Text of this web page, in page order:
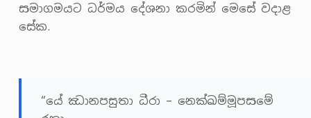
සමාගමයට ධර්මය දේශනා කරමින් මෙසේ වදාළ
සේක.
“යේ ඣානපසුතා ධීරා – නෙක්ඛම්මූපසමේ